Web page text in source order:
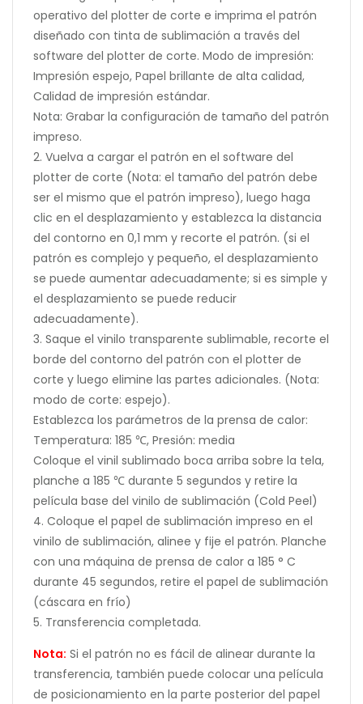
operativo del plotter de corte e imprima el patrón
diseñado con tinta de sublimación a través del
software del plotter de corte. Modo de impresión:
Impresión espejo, Papel brillante de alta calidad,
Calidad de impresión estándar.
Nota: Grabar la configuración de tamaño del patrón
impreso.
2. Vuelva a cargar el patrón en el software del
plotter de corte (Nota: el tamaño del patrón debe
ser el mismo que el patrón impreso), luego haga
clic en el desplazamiento y establezca la distancia
del contorno en 0,1 mm y recorte el patrón. (si el
patrón es complejo y pequeño, el desplazamiento
se puede aumentar adecuadamente; si es simple y
el desplazamiento se puede reducir
adecuadamente).
3. Saque el vinilo transparente sublimable, recorte el
borde del contorno del patrón con el plotter de
corte y luego elimine las partes adicionales. (Nota:
modo de corte: espejo).
Establezca los parámetros de la prensa de calor:
Temperatura: 185 ℃, Presión: media
Coloque el vinil sublimado boca arriba sobre la tela,
planche a 185 ℃ durante 5 segundos y retire la
película base del vinilo de sublimación (Cold Peel)
4. Coloque el papel de sublimación impreso en el
vinilo de sublimación, alinee y fije el patrón. Planche
con una máquina de prensa de calor a 185 ° C
durante 45 segundos, retire el papel de sublimación
(cáscara en frío)
5. Transferencia completada.
Nota: Si el patrón no es fácil de alinear durante la
transferencia, también puede colocar una película
de posicionamiento en la parte posterior del papel